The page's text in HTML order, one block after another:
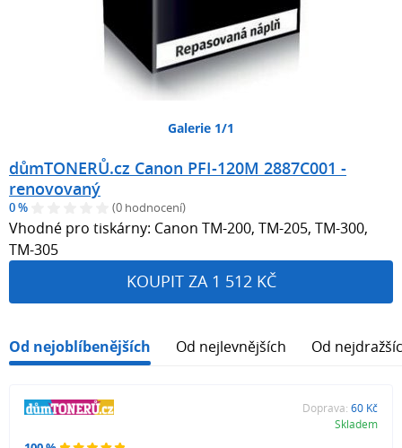
Galerie 1/1
důmTONERŮ.cz Canon PFI-120M 2887C001 -
renovovaný
0 % (0 hodnocení)
Vhodné pro tiskárny: Canon TM-200, TM-205, TM-300,
TM-305
KOUPIT ZA 1 512 KČ
Od nejoblíbenějších Od nejlevnějších Od
Doprava: 60 Kč
Skladem